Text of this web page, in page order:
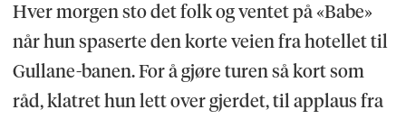
Hver morgen sto det folk og ventet på «Babe»
når hun spaserte den korte veien fra hotellet til
Gullane-banen. For å gjøre turen så kort som
råd, klatret hun lett over gjerdet, til applaus fra